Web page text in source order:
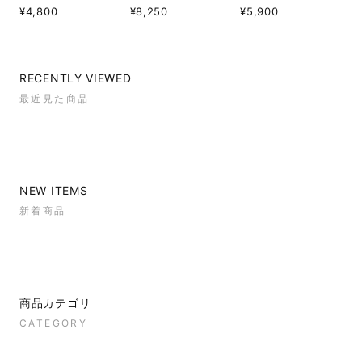
¥4,800
¥8,250
¥5,900
RECENTLY VIEWED
最近見た商品
NEW ITEMS
新着商品
商品カテゴリ
CATEGORY